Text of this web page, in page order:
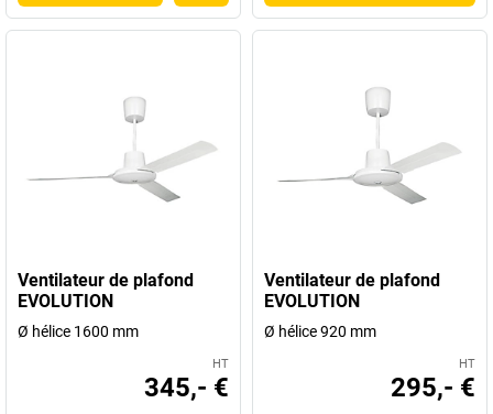
Ventilateur de plafond
EVOLUTION
Ø hélice 1600 mm
HT
345,- €
Ventilateur de plafond
EVOLUTION
Ø hélice 920 mm
HT
295,- €